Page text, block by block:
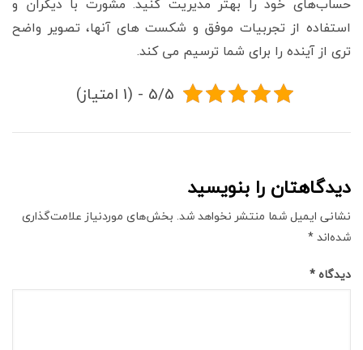
استفاده از تجربیات موفق و شکست های آنها، تصویر واضح
تری از آینده را برای شما ترسیم می کند.
5/5 - (1 امتیاز)
دیدگاهتان را بنویسید
نشانی ایمیل شما منتشر نخواهد شد. بخش‌های موردنیاز علامت‌گذاری
شده‌اند*
دیدگاه*